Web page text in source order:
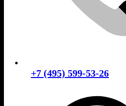
+7 (495) 599-53-26